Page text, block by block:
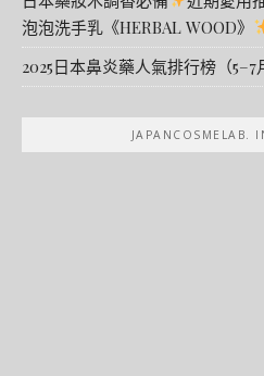
泡泡洗手乳《HERBAL WOOD》
2025日本鼻炎藥人氣排行榜（5–7
JAPANCOSMELAB.